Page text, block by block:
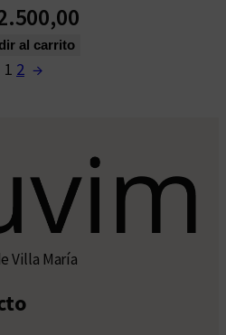
al carrito
1 2 →
Villa María